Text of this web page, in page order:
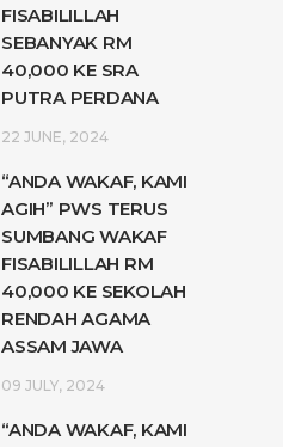
FISABILILLAH
SEBANYAK RM
40,000 KE SRA
PUTRA PERDANA
22 JUNE, 2024
“ANDA WAKAF, KAMI
AGIH” PWS TERUS
SUMBANG WAKAF
FISABILILLAH RM
40,000 KE SEKOLAH
RENDAH AGAMA
ASSAM JAWA
09 JULY, 2024
“ANDA WAKAF, KAMI